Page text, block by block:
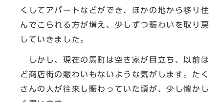
くしてアパートなどができ、ほかの地から移り住
んでこられる方が増え、少しずつ賑わいを取り戻
していきました。
しかし、現在の馬町は空き家が目立ち、以前ほ
ど商店街の賑わいもないような気がします。たく
さんの人が往来し賑わっていた頃が、少し懐かし